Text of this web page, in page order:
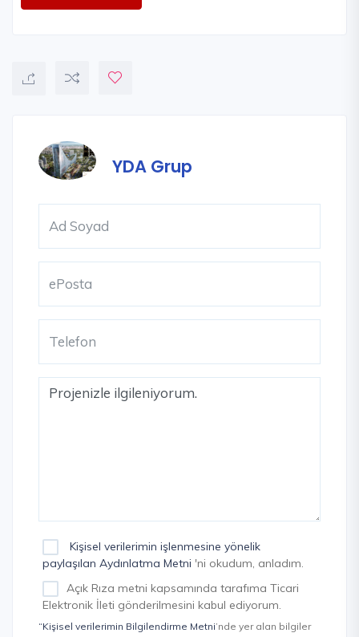
YDA Grup
Kişisel verilerimin işlenmesine yönelik
paylaşılan Aydınlatma Metni 'ni okudum, anladım.
Açık Rıza metni kapsamında tarafıma Ticari
Elektronik İleti gönderilmesini kabul ediyorum.
“Kişisel verilerimin Bilgilendirme Metni’nde yer alan bilgiler